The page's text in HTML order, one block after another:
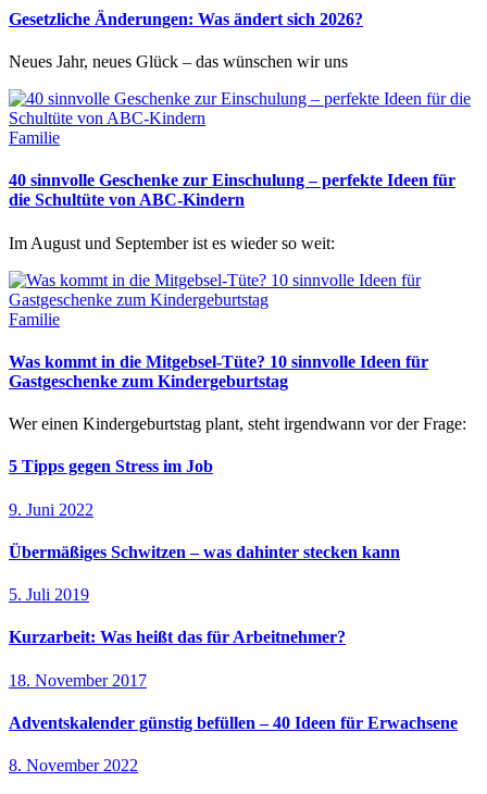
Gesetzliche Änderungen: Was ändert sich 2026?
Neues Jahr, neues Glück – das wünschen wir uns
Familie
40 sinnvolle Geschenke zur Einschulung – perfekte Ideen für
die Schultüte von ABC-Kindern
Im August und September ist es wieder so weit:
Familie
Was kommt in die Mitgebsel-Tüte? 10 sinnvolle Ideen für
Gastgeschenke zum Kindergeburtstag
Wer einen Kindergeburtstag plant, steht irgendwann vor der Frage:
5 Tipps gegen Stress im Job
9. Juni 2022
Übermäßiges Schwitzen – was dahinter stecken kann
5. Juli 2019
Kurzarbeit: Was heißt das für Arbeitnehmer?
18. November 2017
Adventskalender günstig befüllen – 40 Ideen für Erwachsene
8. November 2022